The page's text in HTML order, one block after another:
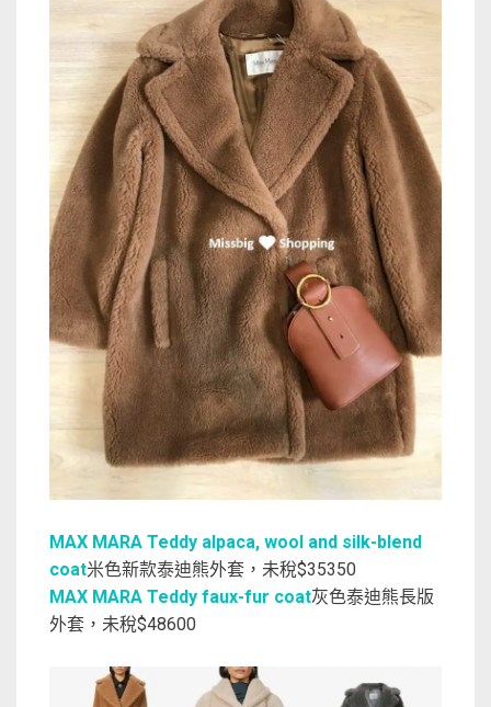
MAX MARA Teddy alpaca, wool and silk-blend
coat米色新款泰迪熊外套，未稅$35350
MAX MARA Teddy faux-fur coat灰色泰迪熊長版
外套，未稅$48600